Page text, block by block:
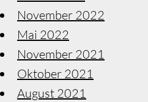
November 2022
Mai 2022
November 2021
Oktober 2021
August 2021